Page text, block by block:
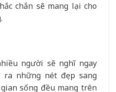
chắn sẽ mang lại cho
người sẽ nghĩ ngay
ra những nét đẹp sang
sống đều mang trên